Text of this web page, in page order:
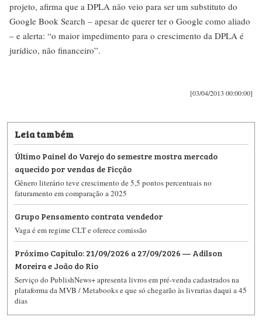
projeto, afirma que a DPLA não veio para ser um substituto do
Google Book Search – apesar de querer ter o Google como aliado
– e alerta: “o maior impedimento para o crescimento da DPLA é
jurídico, não financeiro”.
[03/04/2013 00:00:00]
Leia também
Último Painel do Varejo do semestre mostra mercado
aquecido por vendas de Ficção
Gênero literário teve crescimento de 5,5 pontos percentuais no
faturamento em comparação a 2025
Grupo Pensamento contrata vendedor
Vaga é em regime CLT e oferece comissão
Próximo Capítulo: 21/09/2026 a 27/09/2026 — Adilson
Moreira e João do Rio
Serviço do PublishNews+ apresenta livros em pré-venda cadastrados na
plataforma da MVB / Metabooks e que só chegarão às livrarias daqui a 45
dias